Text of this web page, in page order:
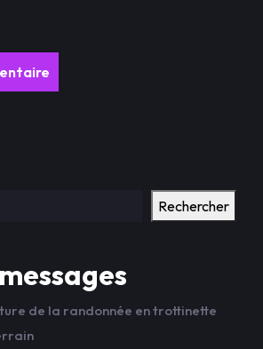
Rechercher
de la randonnée en trottinette